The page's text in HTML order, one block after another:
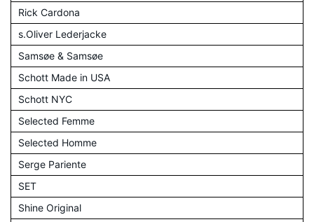
Rick Cardona
s.Oliver Lederjacke
Samsøe & Samsøe
Schott Made in USA
Schott NYC
Selected Femme
Selected Homme
Serge Pariente
SET
Shine Original